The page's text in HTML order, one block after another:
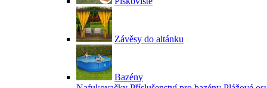
Závěsy do altánku
Bazény